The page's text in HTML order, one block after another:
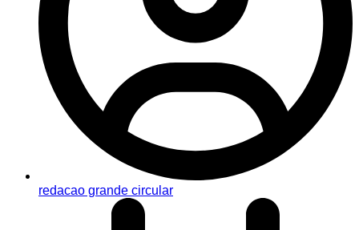
redacao grande circular